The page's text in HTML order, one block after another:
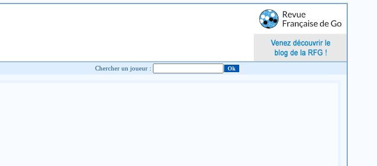
Chercher un joueur :